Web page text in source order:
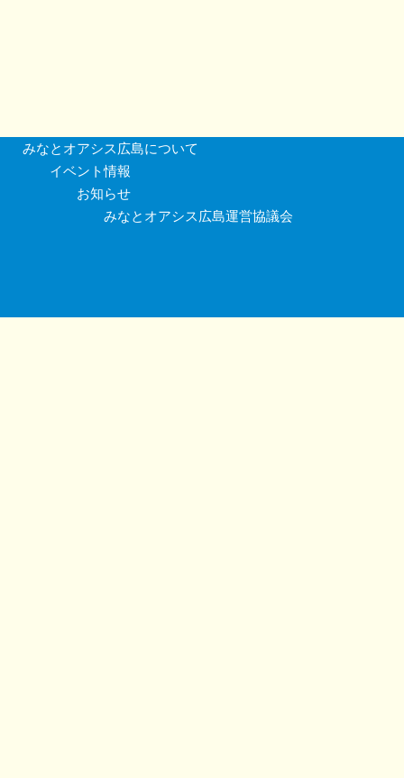
みなとオアシス広島について
イベント情報
お知らせ
みなとオアシス広島運営協議会